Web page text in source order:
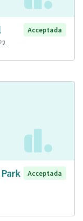
Acceptada
2
Acceptada